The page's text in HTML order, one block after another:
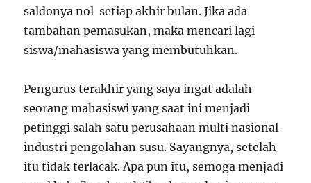
saldonya nol setiap akhir bulan. Jika ada
tambahan pemasukan, maka mencari lagi
siswa/mahasiswa yang membutuhkan.
Pengurus terakhir yang saya ingat adalah
seorang mahasiswi yang saat ini menjadi
petinggi salah satu perusahaan multi nasional
industri pengolahan susu. Sayangnya, setelah
itu tidak terlacak. Apa pun itu, semoga menjadi